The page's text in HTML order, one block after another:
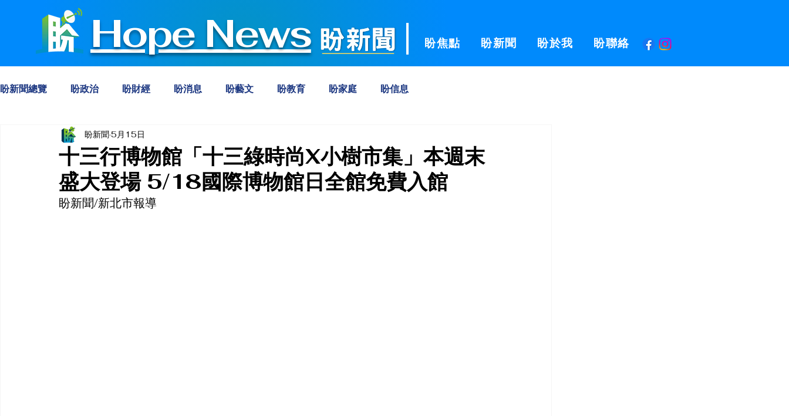
Hope News 盼焦點 盼新聞 盼於我 盼聯絡
盼新聞總覽 盼政治 盼財經 盼消息 盼藝文 盼教育 盼家庭 盼信息
十三行博物館「十三綠時尚X小樹市集」本週末
盛大登場 5/18國際博物館日全館免費入館
盼新聞5月15日
盼新聞/新北市報導